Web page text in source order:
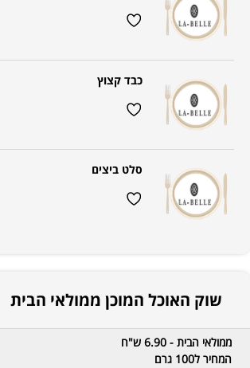
כבד קצוץ
סלט ביצים
שוק האוכל המוכן ממולאי הבית
ממולאי הבית - 6.90 ש"ח
המחיר ל100 גרם